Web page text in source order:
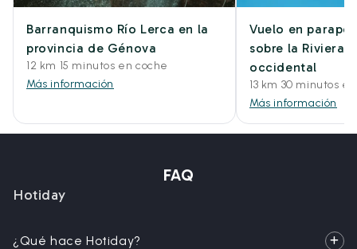
Barranquismo Río Lerca en la
provincia de Génova
12 km 15 minutos en coche
Más información
Vuelo en
sobre la Riviera
occidental
13 km 30 minutos
Más información
FAQ
Hotiday
¿Qué hace Hotiday?